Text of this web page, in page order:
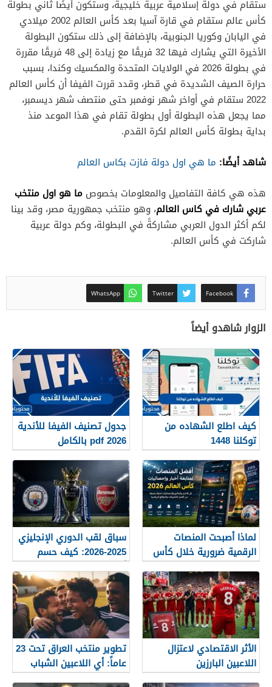
ستقام في دولة إسلامية عربية خليجية، وستكون أيضًا ثاني بطولة
كأس عالم ستقام في قارة آسيا بعد كأس العالم 2002 ميلادي
في اليابان وكوريا الجنوبية، بالإضافة إلى ذلك ستكون البطولة
الأخيرة التي يشارك فيها 32 فريقًا مع زيادة إلى 48 فريقًا مقررة
في بطولة 2026 في الولايات المتحدة والمكسيك وكندا، بسبب
حرارة الصيف الشديدة في قطر، وقدد قررت الفيفا أن كأس العالم
2022 ستقام في أواخر شهر نوفمبر حتى منتصف شهر ديسمبر،
مما يجعل هذه البطولة أول بطولة تقام في هذا الموعد منذ
بداية بطولة كأس العالم لكرة القدم.
شاهد أيضًا: ما هي اول دولة فازت بكاس العالم
هذه هي كافة التفاصيل والمعلومات بخصوص ما هو اول منتخب
عربي شارك في كاس العالم، وهو منتخب جمهورية مصر، وقد بينا
لكم أكثر الدول العربي مشاركةً في البطولة، وكم دولة عربية
شاركت في كأس العالم.
Facebook
Twitter
WhatsApp
الزوار شاهدو أيضاً
كيف اطلع الشهاده من
توكلنا 1448
جدول تصنيف الفيفا للأندية
2026 pdf بالكامل
لماذا أصبحت المنصات
الرقمية ضرورية خلال كأس
العالم؟
سباق لقب الدوري الإنجليزي
2025-2026: كيف حسم
أرسنال اللقب في النهاية؟
الأثر الاقتصادي لاعتزال
اللاعبين البارزين
تطوير منتخب العراق تحت 23
عاماً: أي اللاعبين الشباب
جاهزون للاختراق الدولي؟